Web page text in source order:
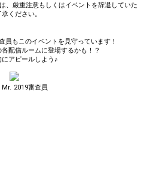
、厳重注意もしくはイベントを辞退していた
ください。
もこのイベントを見守っています！
配信ルームに登場するかも！？
アピールしよう♪
2019審査員